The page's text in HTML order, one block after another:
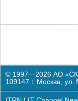
© 1997—2026 АО
109147 г. Москва,